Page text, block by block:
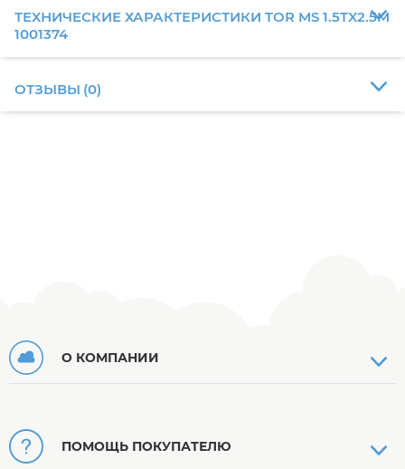
ТЕХНИЧЕСКИЕ ХАРАКТЕРИСТИКИ TOR MS 1.5TX2.5M
1001374
ОТЗЫВЫ (0)
О КОМПАНИИ
ПОМОЩЬ ПОКУПАТЕЛЮ